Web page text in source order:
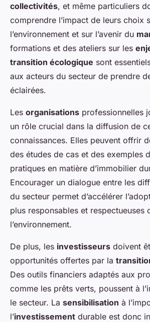
collectivités, et même particuliers
comprendre l’impact de leurs choix
l’environnement et sur l’avenir du
formations et des ateliers sur les
transition écologique sont
aux acteurs du secteur de prendre
éclairées.
Les organisations professionnelles
un rôle crucial dans la diffusion de
connaissances. Elles peuvent offrir
des études de cas et des exemples
pratiques en matière d’immobilier
Encourager un dialogue entre les
du secteur permet d’accélérer
plus responsables et respectueuses
l’environnement.
De plus, les investisseurs doivent
opportunités offertes par la
Des outils financiers adaptés aux
comme les prêts verts, poussent à
le secteur. La sensibilisation à
l’investissement durable est donc